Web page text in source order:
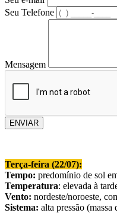
Seu Telefone
Mensagem
ENVIAR
Terça-feira (22/07):
Tempo: predomínio de sol
Temperatura: elevada à
Vento: nordeste/noroeste,
Sistema: alta pressão